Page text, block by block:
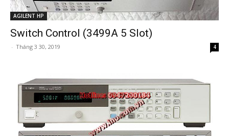
AGILENT HP
Switch Control (3499A 5 Slot)
- Tháng 3 30, 2019 4